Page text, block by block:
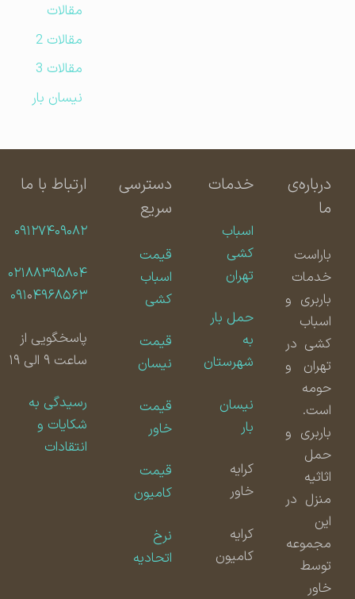
مقالات
مقالات 2
مقالات 3
نیسان بار
درباره‌ی
باراست
خدمات
باربری و
اسباب
کشی در
تهران و
حومه
است.
باربری و
حمل
اثاثیه
منزل در
مجموعه
توسط
خدمات
اسباب
کشی
تهران
حمل بار
شهرستان
نیسان
کامیون
دسترسی
سریع
قیمت
اسباب
کشی
قیمت
نیسان
قیمت
قیمت
کامیون
اتحادیه
ارتباط با ما
۰۹۱۲۷۴۰۹۰۸۲
۰۲۱۸۸۳۹۵۸۰۴
۰۹۱۰۴۹۶۸۵۶۳
پاسخگویی از
ساعت ۹ الی ۱۹
رسیدگی به
شکایات و
انتقادات